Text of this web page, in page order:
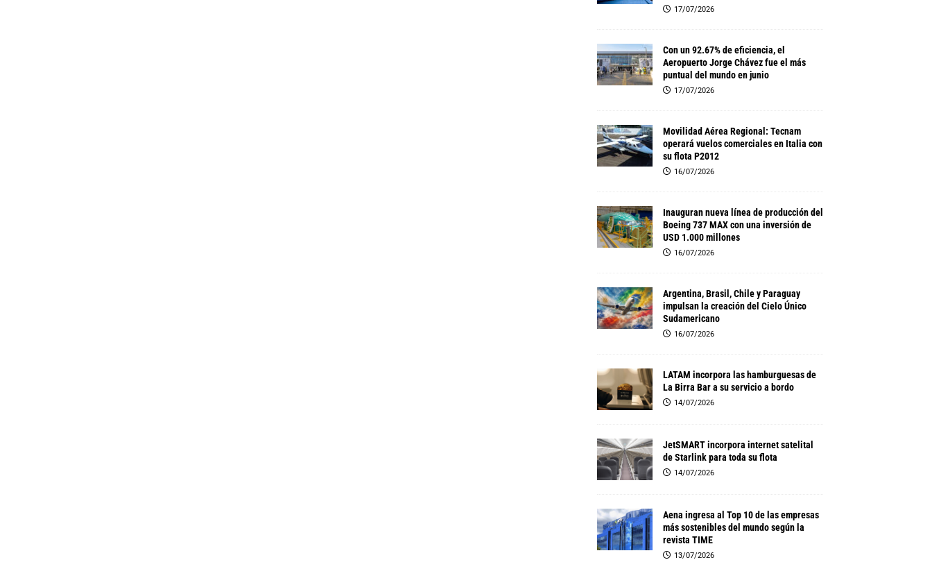
17/07/2026
Con un 92.67% de eficiencia, el
Aeropuerto Jorge Chávez fue el más
puntual del mundo en junio
17/07/2026
Movilidad Aérea Regional: Tecnam
operará vuelos comerciales en Italia con
su flota P2012
16/07/2026
Inauguran nueva línea de producción del
Boeing 737 MAX con una inversión de
USD 1.000 millones
16/07/2026
Argentina, Brasil, Chile y Paraguay
impulsan la creación del Cielo Único
Sudamericano
16/07/2026
LATAM incorpora las hamburguesas de
La Birra Bar a su servicio a bordo
14/07/2026
JetSMART incorpora internet satelital
de Starlink para toda su flota
14/07/2026
Aena ingresa al Top 10 de las empresas
más sostenibles del mundo según la
revista TIME
13/07/2026